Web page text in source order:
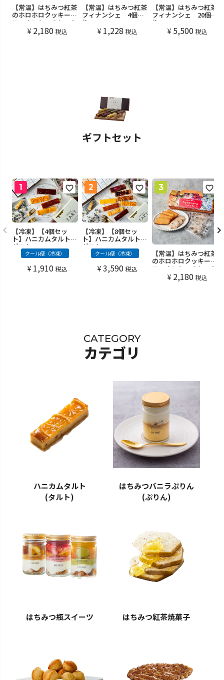
【常温】はちみつ紅茶
のホロホロクッキーと
フィナンシェのセット
(10個入)
¥ 2,180 税込
【常温】はちみつ紅茶
フィナンシェ 4個入
り
¥ 1,228 税込
【常温】はちみつ紅茶
フィナンシェ 20個入
り
¥ 5,500 税込
ギフトセット
【冷凍】【4個セッ
ト】ハニカムタルト・
ギフト
クール便（冷凍）
¥ 1,910 税込
【冷凍】【8個セッ
ト】ハニカムタルト・
ギフト
クール便（冷凍）
¥ 3,590 税込
【常温】はちみつ紅茶
のホロホロクッキーと
フィナンシェのセット
(10個入)
¥ 2,180 税込
CATEGORY
カテゴリ
ハニカムタルト
(タルト)
はちみつバニラぷりん
(ぷりん)
はちみつ瓶スイーツ はちみつ紅茶焼菓子